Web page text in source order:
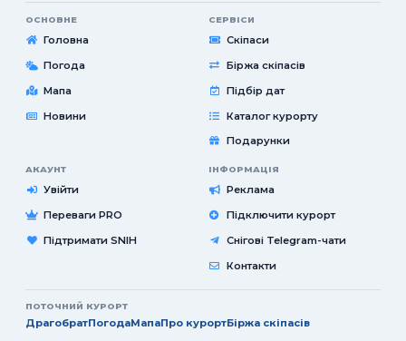
ОСНОВНЕ
Головна
Погода
Мапа
Новини
СЕРВІСИ
Скіпаси
Біржа скіпасів
Підбір дат
Каталог курорту
Подарунки
АКАУНТ
Увійти
Переваги PRO
Підтримати SNIH
ІНФОРМАЦІЯ
Реклама
Підключити курорт
Снігові Telegram-чати
Контакти
ПОТОЧНИЙ КУРОРТ
ДрагобратПогодаМапаПро курортБіржа скіпасів